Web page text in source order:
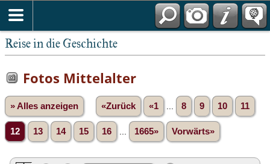
Reise in die Geschichte
Fotos Mittelalter
» Alles anzeigen «Zurück «1 8 9 10 11
12 13 14 15 16 1665» Vorwärts»